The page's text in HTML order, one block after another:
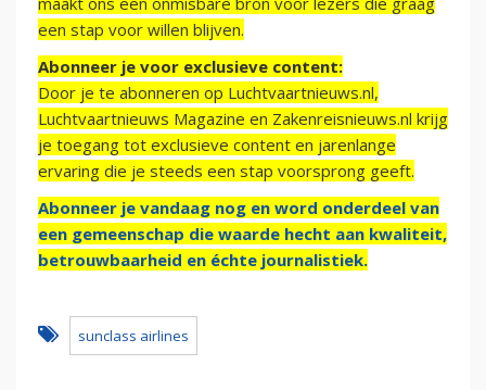
een stap voor willen blijven.
Abonneer je voor exclusieve content:
Door je te abonneren op Luchtvaartnieuws.nl,
Luchtvaartnieuws Magazine en Zakenreisnieuws.nl krijg
je toegang tot exclusieve content en jarenlange
ervaring die je steeds een stap voorsprong geeft.
Abonneer je vandaag nog en word onderdeel van
een gemeenschap die waarde hecht aan kwaliteit,
betrouwbaarheid en échte journalistiek.
sunclass airlines